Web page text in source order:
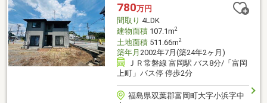
780万円
間取り 4LDK
建物面積107.1m2
土地面積511.66m2
築年月 2002年7月(築24年2ヶ月)
ＪＲ常磐線 富岡駅 バス8分/「富岡
上町」バス停 停歩2分
福島県双葉郡富岡町大字小浜字中